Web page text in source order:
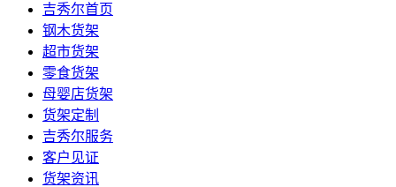
吉秀尔首页
钢木货架
超市货架
零食货架
母婴店货架
货架定制
吉秀尔服务
客户见证
货架资讯